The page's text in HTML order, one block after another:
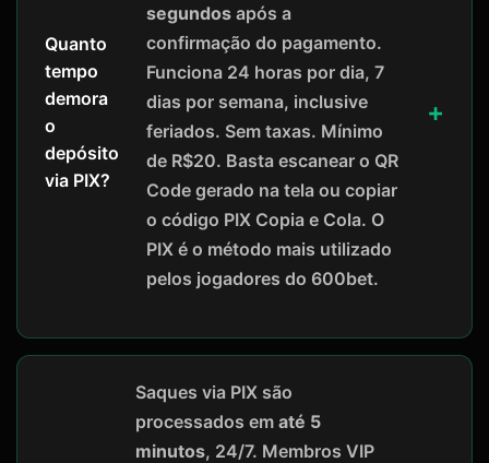
Quanto
tempo
demora
o
depósito
via PIX?
segundos após a
confirmação do pagamento.
Funciona 24 horas por dia, 7
dias por semana, inclusive
feriados. Sem taxas. Mínimo
de R$20. Basta escanear o QR
Code gerado na tela ou copiar
o código PIX Copia e Cola. O
PIX é o método mais utilizado
pelos jogadores do 600bet.
Saques via PIX são
processados em até 5
minutos, 24/7. Membros VIP